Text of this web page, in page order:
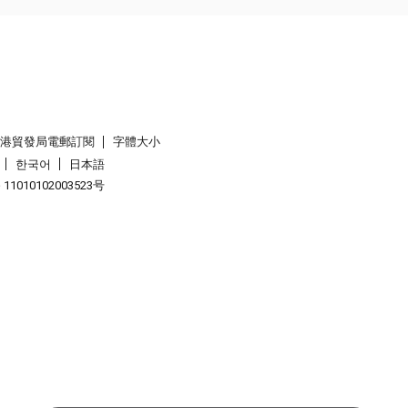
貿發局電郵訂閱
字體大小
한국어
日本語
号